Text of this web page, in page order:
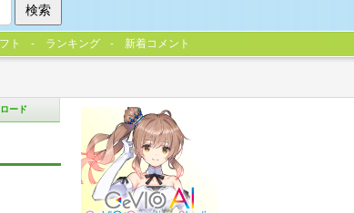
ード
ト ランキング 新着コメント